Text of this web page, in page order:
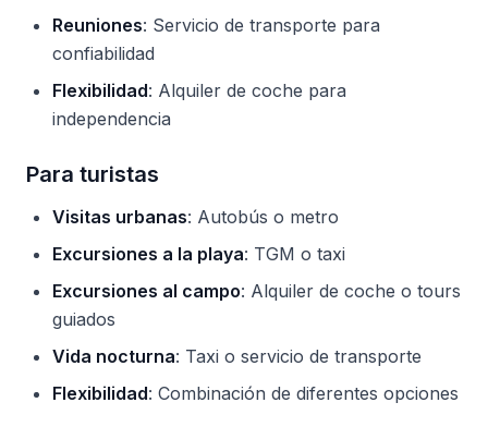
Reuniones: Servicio de transporte para
confiabilidad
Flexibilidad: Alquiler de coche para
independencia
Para turistas
Visitas urbanas: Autobús o metro
Excursiones a la playa: TGM o taxi
Excursiones al campo: Alquiler de coche o tours
guiados
Vida nocturna: Taxi o servicio de transporte
Flexibilidad: Combinación de diferentes opciones